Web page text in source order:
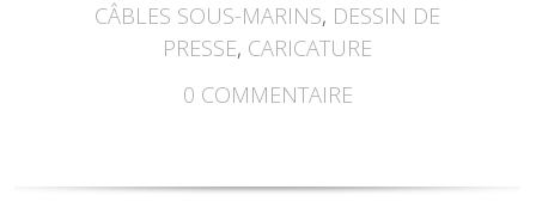
CÂBLES SOUS-MARINS, DESSIN DE
PRESSE, CARICATURE
0 COMMENTAIRE